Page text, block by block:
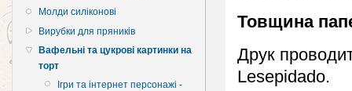
Молди силіконові
Вирубки для пряників
Вафельні та цукрові картинки на
торт
Ігри та інтернет персонажі -
Товщина
Друк
Lesepidado.